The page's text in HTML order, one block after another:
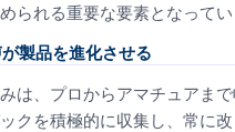
られる重要な要素となってい
製品を進化させる
は、プロからアマチュアま
クを積極的に収集し、常に